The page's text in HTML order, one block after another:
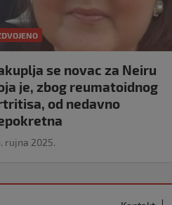
se novac za Neiru
je, zbog reumatoidnog
od nedavno
rujna 2025.